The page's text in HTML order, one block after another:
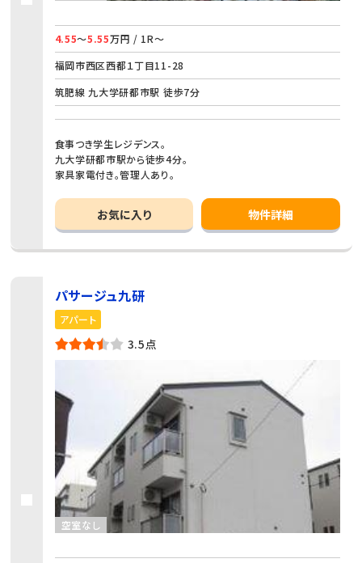
4.55～5.55万円 / 1R～
福岡市西区西都１丁目11-28
筑肥線 九大学研都市駅 徒歩7分
食事つき学生レジデンス。
九大学研都市駅から徒歩4分。
家具家電付き。管理人あり。
お気に入り 物件詳細
パサージュ九研
アパート
3.5点
空室なし